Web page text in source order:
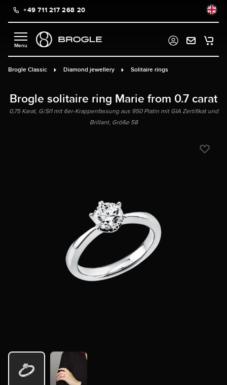
content+49 711 217 268 20
Brogle Classic Diamond jewellery Solitaire rings
Brogle solitaire ring Marie from 0.7 carat
0,75 Karat, G/SI1 mit 6er-Krappenfassung aus 950 Platin mit GIA Zertifikat und
Brillant, Größe 58